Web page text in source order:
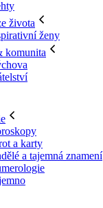
života
ženy
komunita
a karty
a tajemná znamení